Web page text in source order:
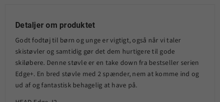
Detaljer om produktet
Godt fodtøj til børn og unge er vigtigt, også når vi taler
skistøvler og samtidig gør det dem hurtigere til gode
skiløbere. Denne støvle er en take down fra bestseller serien
Edge+. En bred støvle med 2 spænder, nem at komme ind og
ud af og fantastisk behagelig at have på.